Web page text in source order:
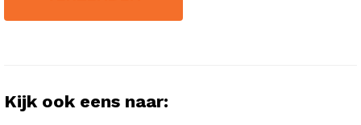
Kijk ook eens naar: